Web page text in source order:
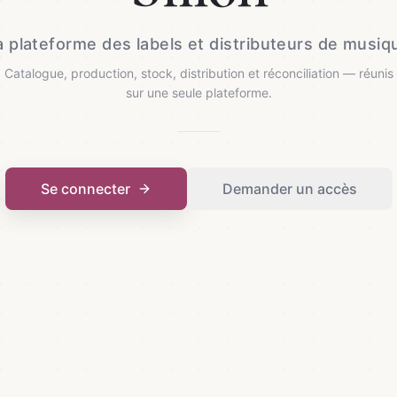
plateforme des labels et distributeurs de
Catalogue, production, stock, distribution et réconciliation — réunis
sur une seule plateforme.
Se connecter Demander un accès